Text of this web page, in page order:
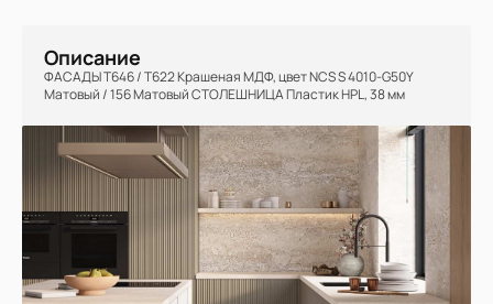
Описание
ФАСАДЫ Т646 / Т622 Крашеная МДФ, цвет NCS S 4010-G50Y
Матовый / 156 Матовый СТОЛЕШНИЦА Пластик HPL, 38 мм